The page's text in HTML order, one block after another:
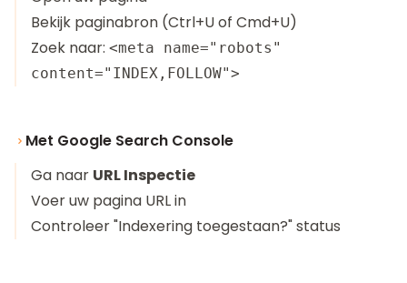
Bekijk paginabron (Ctrl+U of Cmd+U)
Zoek naar: <meta name="robots"
content="INDEX,FOLLOW">
Met Google Search Console
Ga naar URL Inspectie
Voer uw pagina URL in
Controleer "Indexering toegestaan?" status